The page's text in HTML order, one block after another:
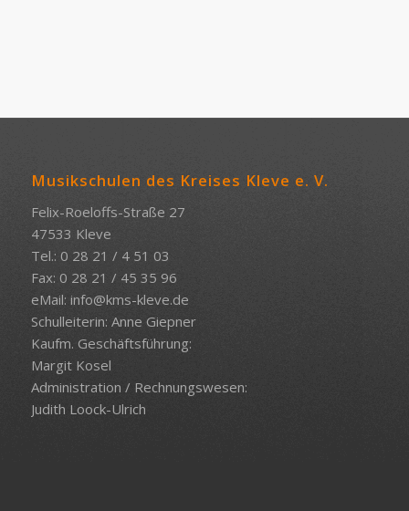
Musikschulen des Kreises Kleve e. V.
Felix-Roeloffs-Straße 27
47533 Kleve
Tel.: 0 28 21 / 4 51 03
Fax: 0 28 21 / 45 35 96
eMail: info@kms-kleve.de
Schulleiterin: Anne Giepner
Kaufm. Geschäftsführung:
Margit Kosel
Administration / Rechnungswesen:
Judith Loock-Ulrich